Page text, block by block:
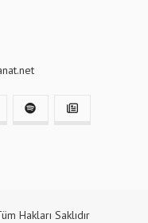
Hakları Saklıdır